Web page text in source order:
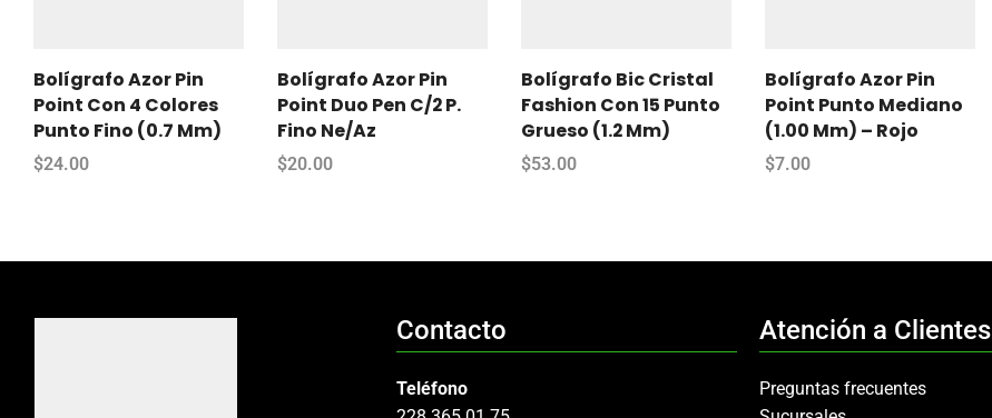
Bolígrafo Azor Pin
Point Con 4 Colores
Punto Fino (0.7 Mm)
$24.00
Bolígrafo Azor Pin
Point Duo Pen C/2 P.
Fino Ne/Az
$20.00
Bolígrafo Bic Cristal
Fashion Con 15 Punto
Grueso (1.2 Mm)
$53.00
Bolígrafo Azor Pin
Point Punto Mediano
(1.00 Mm) – Rojo
$7.00
Contacto
Teléfono
Atención a Clientes
Preguntas frecuentes